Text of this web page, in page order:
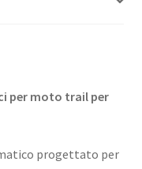
per moto trail per
progettato per